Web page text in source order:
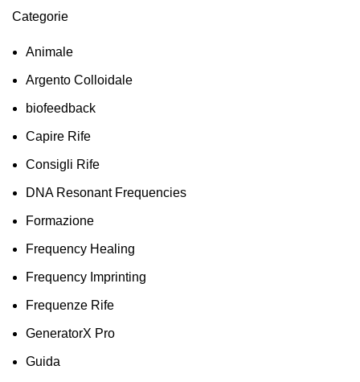
Categorie
Animale
Argento Colloidale
biofeedback
Capire Rife
Consigli Rife
DNA Resonant Frequencies
Formazione
Frequency Healing
Frequency Imprinting
Frequenze Rife
GeneratorX Pro
Guida